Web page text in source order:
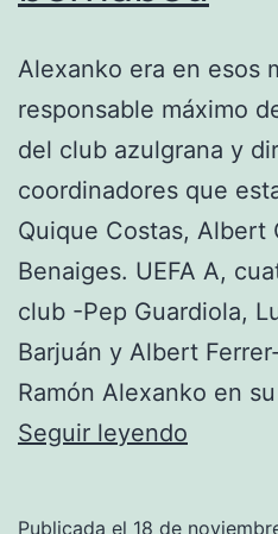
Alexanko era en esos
responsable máximo
del club azulgrana y
coordinadores que
Quique Costas, Albert
Benaiges. UEFA A,
club -Pep Guardiola,
Barjuán y Albert
Ramón Alexanko en
Seguir leyendo
Publicada el 18 de